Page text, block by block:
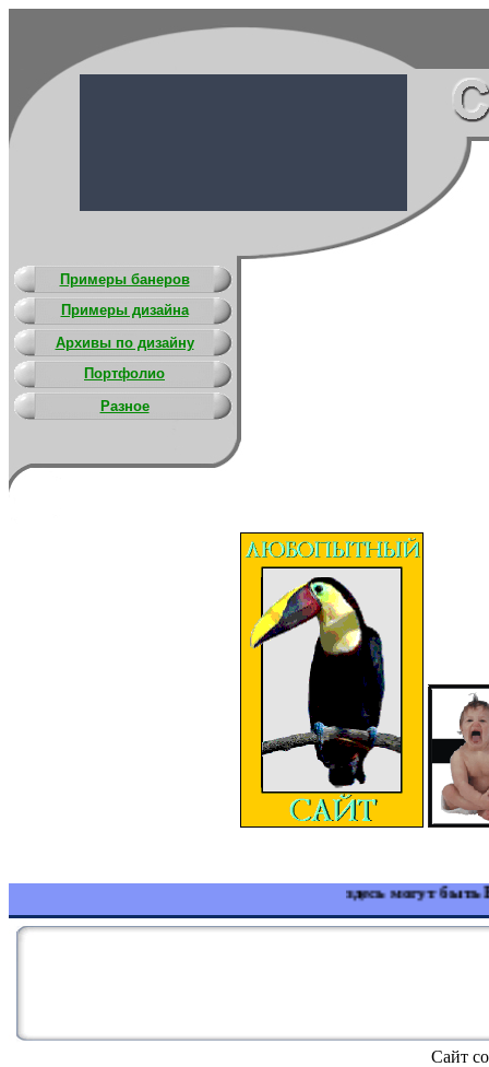
Примеры банеров
Примеры дизайна
Архивы по дизайну
Портфолио
Разное
здесь могут быть
Сайт